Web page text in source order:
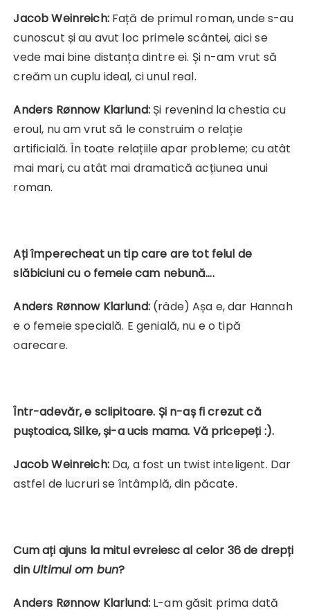
Jacob Weinreich: Față de primul roman, unde s-au
cunoscut și au avut loc primele scântei, aici se
vede mai bine distanța dintre ei. Și n-am vrut să
creăm un cuplu ideal, ci unul real.
Anders Rønnow Klarlund: Și revenind la chestia cu
eroul, nu am vrut să le construim o relație
artificială. În toate relațiile apar probleme; cu atât
mai mari, cu atât mai dramatică acțiunea unui
roman.
Ați împerecheat un tip care are tot felul de
slăbiciuni cu o femeie cam nebună….
Anders Rønnow Klarlund: (râde) Așa e, dar Hannah
e o femeie specială. E genială, nu e o tipă
oarecare.
Într-adevăr, e sclipitoare. Și n-aș fi crezut că
puștoaica, Silke, și-a ucis mama. Vă pricepeți :).
Jacob Weinreich: Da, a fost un twist inteligent. Dar
astfel de lucruri se întâmplă, din păcate.
Cum ați ajuns la mitul evreiesc al celor 36 de drepți
din Ultimul om bun?
Anders Rønnow Klarlund: L-am găsit prima dată